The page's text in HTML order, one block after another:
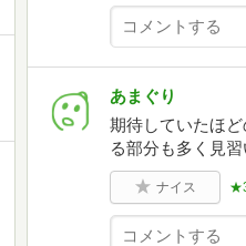
あまぐり
期待していたほ
る部分も多く見習
ナイス